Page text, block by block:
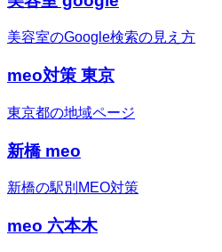
美容室のGoogle検索の見え方
meo対策 東京
東京都の地域ページ
新橋 meo
新橋の駅別MEO対策
meo 六本木